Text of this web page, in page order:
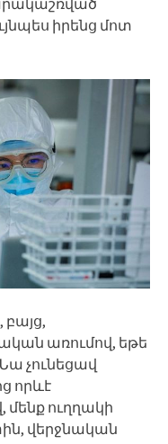
իրենց մոտ
բայց,
առումով, եթե
Նա չունեցավ
որևէ
մենք ուղղակի
վերջնական